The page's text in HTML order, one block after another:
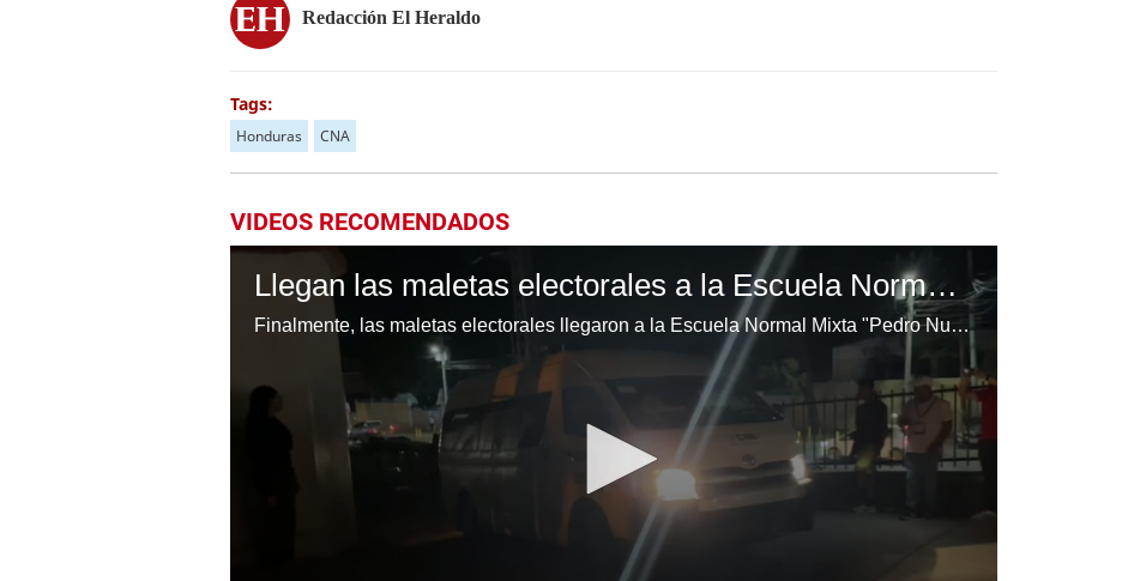
Redacción El Heraldo
Tags:
Honduras CNA
VIDEOS RECOMENDADOS
Llegan las maletas electorales a la Escuela Normal Mixta "Pedro Nufio"
Finalmente, las maletas electorales llegaron a la Escuela Normal Mixta "Pedro Nufio", permitiendo que el proceso electoral comience con normalidad después de varias horas de retraso.